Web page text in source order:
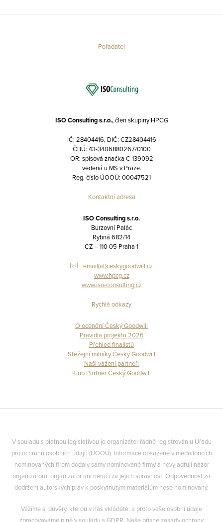
Pořadatel
ISO Consulting s.r.o.,člen skupiny HPCG
IČ: 28404416, DIČ: CZ28404416
ČBÚ: 43-3406880267/0100
OR: spisová značka C 139092
vedená u MS v Praze.
Reg. číslo ÚOOÚ: 00047521
Kontaktní adresa
ISO Consulting s.r.o.
Burzovní Palác
Rybná 682/14
CZ – 110 05 Praha 1
email(at)ceskygoodwill.cz
www.hpcg.cz
www.iso-consulting.cz
Rychlé odkazy
O ocenění Český Goodwill
Pravidla projektu 2026
Přehled finalistů
Stěžejní milníky Český Goodwill
Naši vážení partneři
Klub Partner Český Goodwill
V souladu s platnou legislativou je organizátor řádně registrován u Úřadu
pro ochranu osobních údajů (ÚOOÚ). Informace obsažené v medailoncích
nominovaných firem dodaly samy nominované firmy a nevyjadřují názor
organizátora, organizátor ani neručí za jejich správnost. Odpovědnost za
dodržení autorských práv k poskytnutým materiálům nese nominovaný.
Vážíme si důvěry, kterou v nás vkládáte, a proto vaše osobní údaje